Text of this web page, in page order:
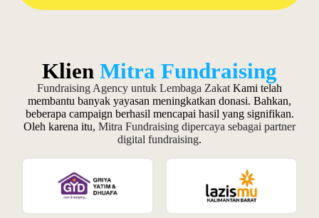
Klien Mitra Fundraising
Fundraising Agency untuk Lembaga Zakat Kami telah
membantu banyak yayasan meningkatkan donasi. Bahkan,
beberapa campaign berhasil mencapai hasil yang signifikan.
Oleh karena itu, Mitra Fundraising dipercaya sebagai partner
digital fundraising.